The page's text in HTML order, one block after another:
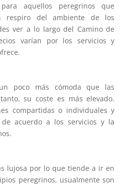
aquellos peregrinos que
respiro del ambiente de los
ver a lo largo del Camino de
varían por los servicios y
poco más cómoda que las
su coste es más elevado.
compartidas o individuales y
acuerdo a los servicios y la
lujosa por lo que tiende a ir en
peregrinos, usualmente son